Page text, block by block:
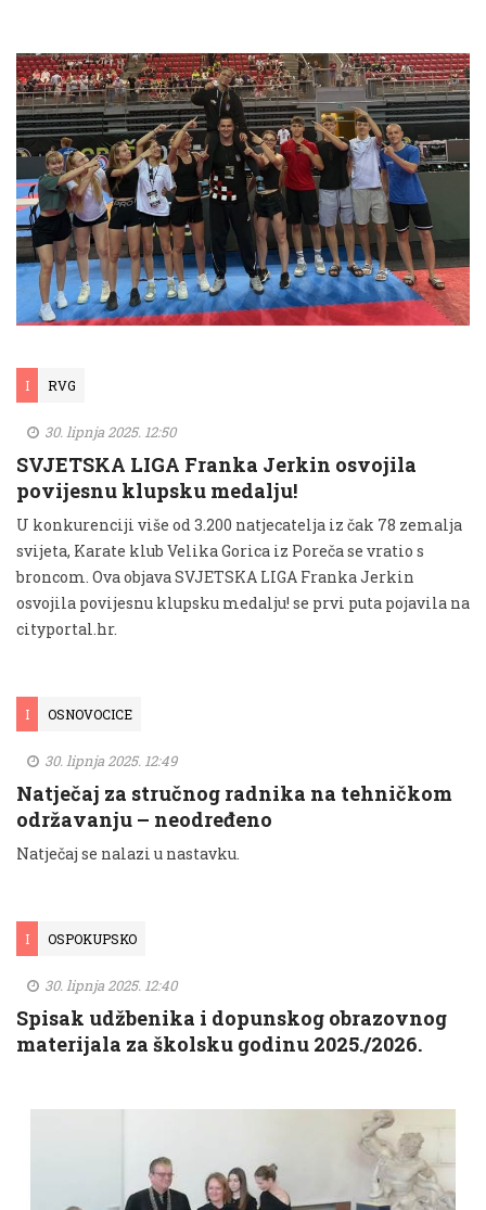
I RVG
30. lipnja 2025. 12:50
SVJETSKA LIGA Franka Jerkin osvojila
povijesnu klupsku medalju!
U konkurenciji više od 3.200 natjecatelja iz čak 78 zemalja
svijeta, Karate klub Velika Gorica iz Poreča se vratio s
broncom. Ova objava SVJETSKA LIGA Franka Jerkin
osvojila povijesnu klupsku medalju! se prvi puta pojavila na
cityportal.hr.
I OSNOVOCICE
30. lipnja 2025. 12:49
Natječaj za stručnog radnika na tehničkom
održavanju – neodređeno
Natječaj se nalazi u nastavku.
I OSPOKUPSKO
30. lipnja 2025. 12:40
Spisak udžbenika i dopunskog obrazovnog
materijala za školsku godinu 2025./2026.